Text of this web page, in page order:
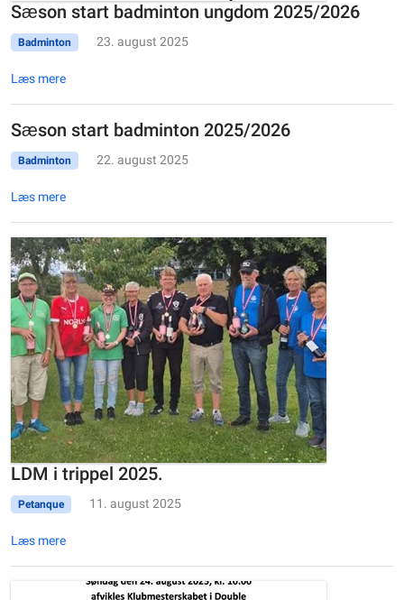
Sæson start badminton ungdom 2025/2026
Badminton 23. august 2025
Læs mere
Sæson start badminton 2025/2026
Badminton 22. august 2025
Læs mere
LDM i trippel 2025.
Petanque 11. august 2025
Læs mere